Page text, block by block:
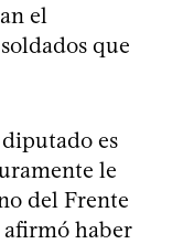
el
que
es
le
del Frente
haber